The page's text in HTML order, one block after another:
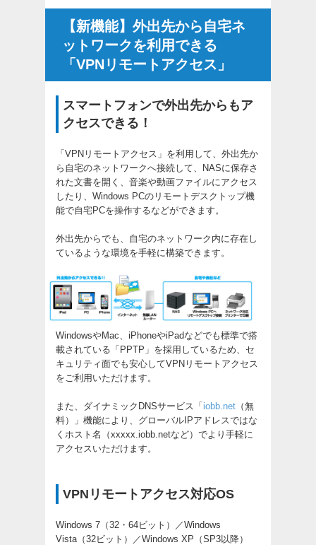
【新機能】外出先から自宅ネ
ットワークを利用できる
「VPNリモートアクセス」
スマートフォンで外出先からもア
クセスできる！
「VPNリモートアクセス」を利用して、外出先か
ら自宅のネットワークへ接続して、NASに保存さ
れた文書を開く、音楽や動画ファイルにアクセス
したり、Windows PCのリモートデスクトップ機
能で自宅PCを操作するなどができます。
外出先からでも、自宅のネットワーク内に存在し
ているような環境を手軽に構築できます。
WindowsやMac、iPhoneやiPadなどでも標準で搭
載されている「PPTP」を採用しているため、セ
キュリティ面でも安心してVPNリモートアクセス
をご利用いただけます。
また、ダイナミックDNSサービス「 iobb.net （無
料）」機能により、グローバルIPアドレスではな
くホスト名（xxxxx.iobb.netなど）でより手軽に
アクセスいただけます。
VPNリモートアクセス対応OS
Windows 7（32・64ビット）／Windows
Vista（32ビット）／Windows XP（SP3以降）